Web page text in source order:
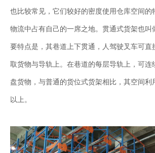
也比较常见，它们较好的密度使用仓库空间的
物流中占有自己的一席之地。贯通式货架也叫
要特点是，其巷道上下贯通，人驾驶叉车可直
取货物与导轨上。在巷道的每层导轨上，可连
盘货物，与普通的货位式货架相比，其空间利
以上。